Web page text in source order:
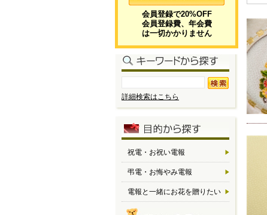
会員登録で20%OFF
会員登録費、年会費
は一切かかりません
詳細検索はこちら
祝電・お祝い電報
弔電・お悔やみ電報
電報と一緒にお花を贈りたい